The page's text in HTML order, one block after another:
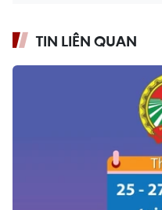
TIN LIÊN QUAN